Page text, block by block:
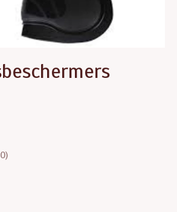
dit product is